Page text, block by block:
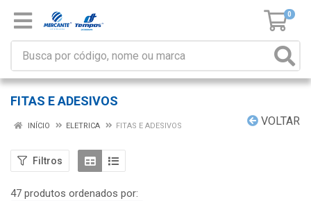
0
FITAS E ADESIVOS
VOLTAR
INÍCIO ELETRICA FITAS E ADESIVOS
Filtros
47 produtos ordenados por: